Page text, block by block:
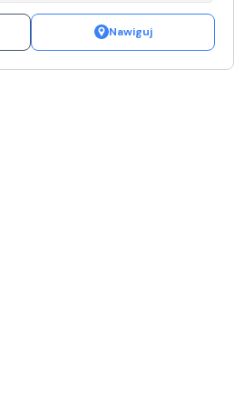
Nawiguj